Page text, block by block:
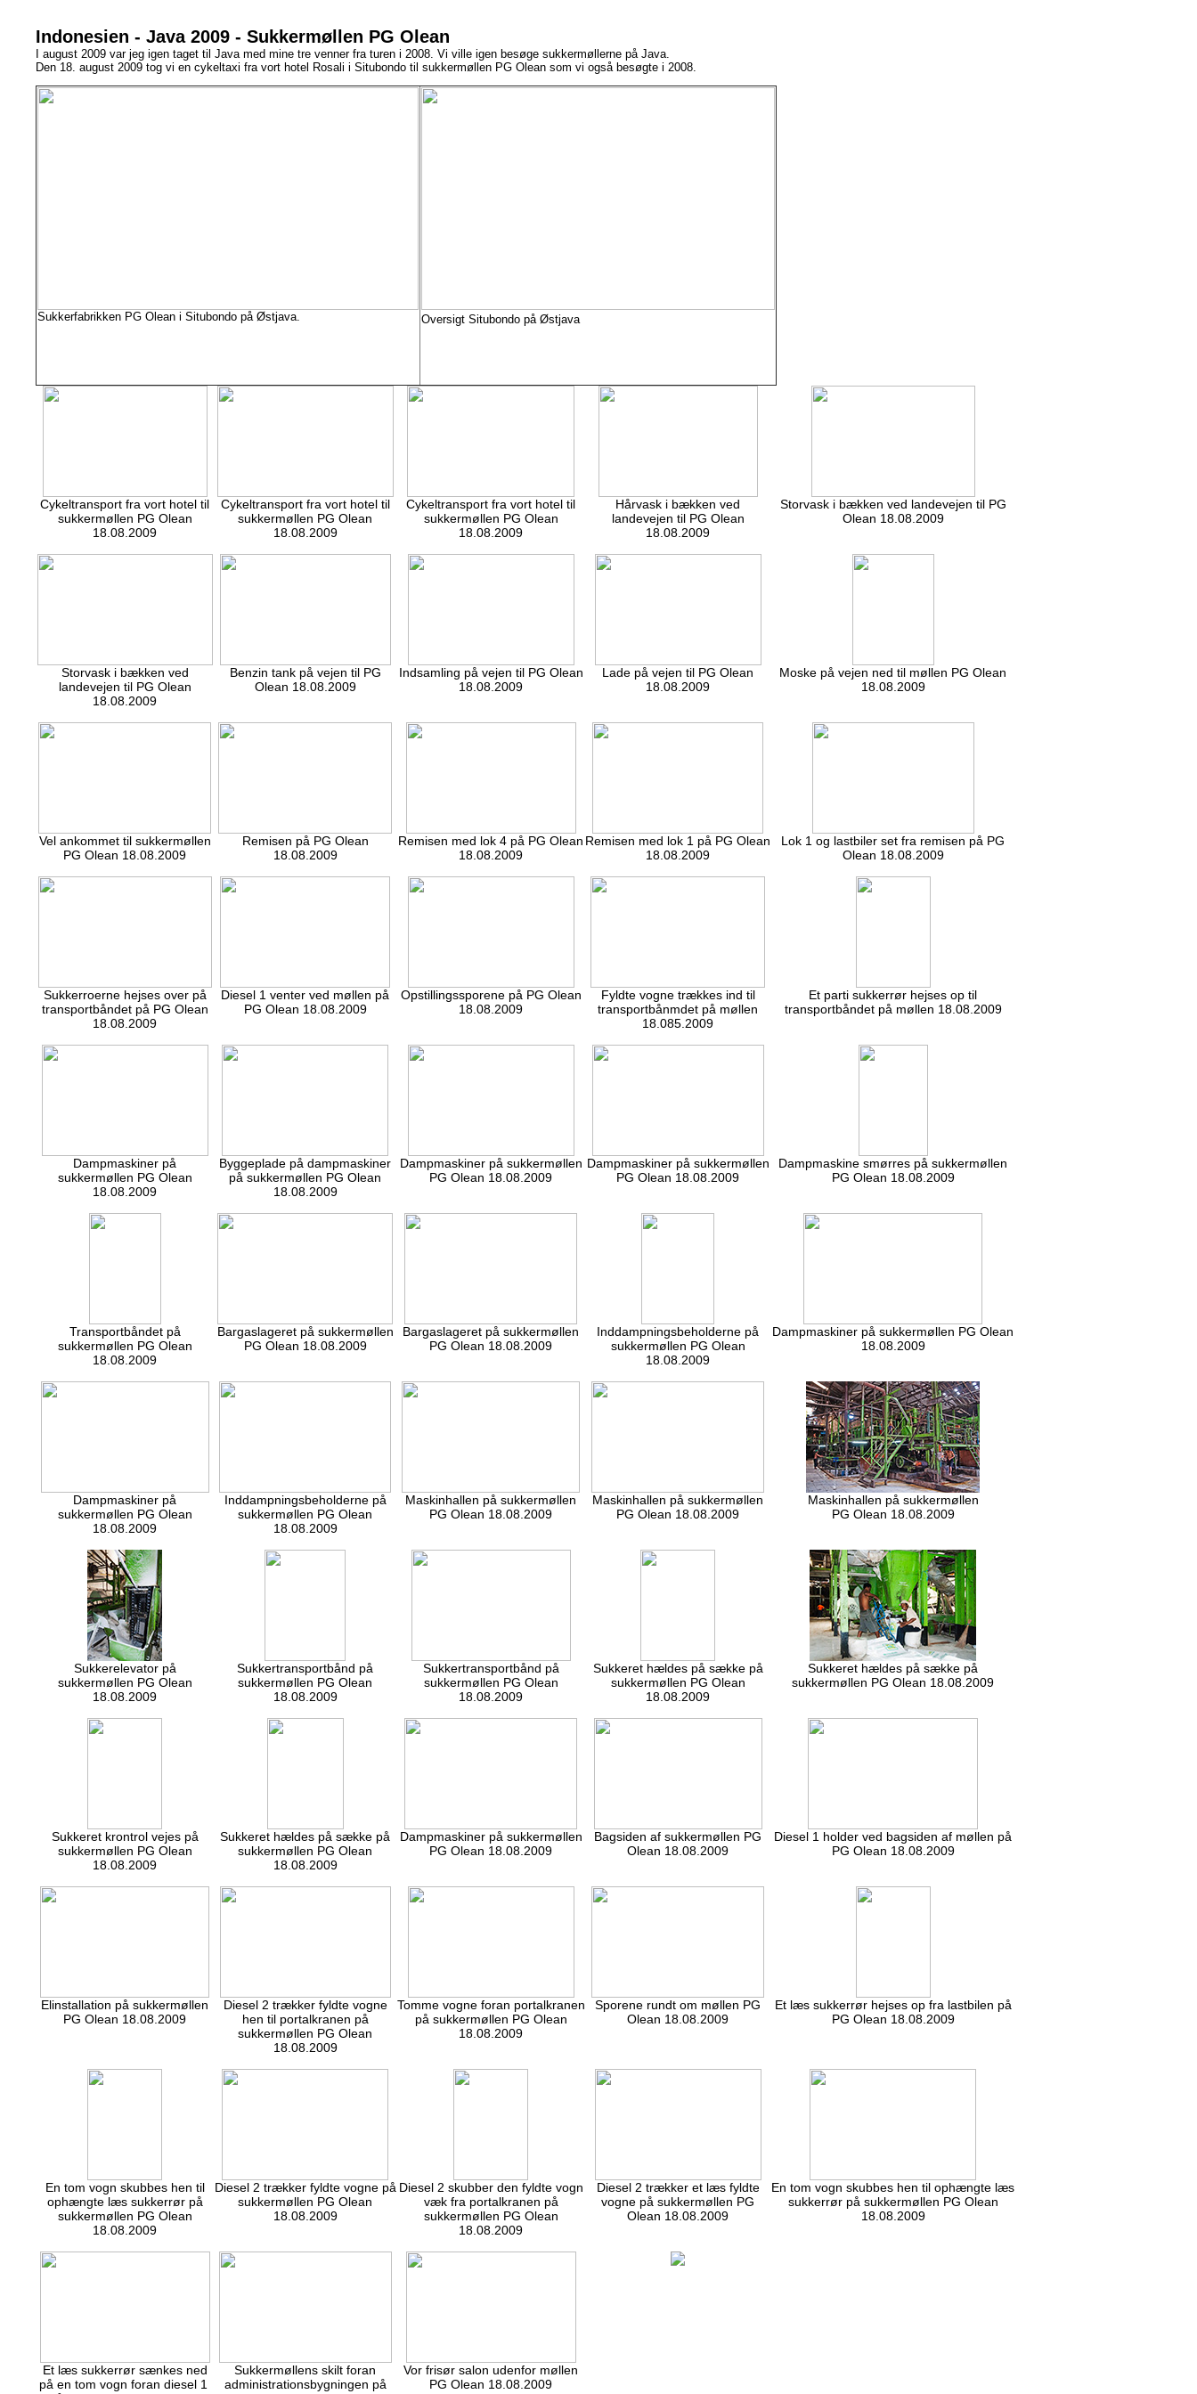
Indonesien - Java 2009 - Sukkermøllen PG Olean
I august 2009 var jeg igen taget til Java med mine tre venner fra turen i 2008. Vi ville igen besøge sukkermøllerne på Java.
Den 18. august 2009 tog vi en cykeltaxi fra vort hotel Rosali i Situbondo til sukkermøllen PG Olean som vi også besøgte i 2008.
Sukkerfabrikken PG Olean i Situbondo på Østjava. Oversigt Situbondo på Østjava
Cykeltransport fra vort hotel til
sukkermøllen PG Olean
18.08.2009
Cykeltransport fra vort hotel til
sukkermøllen PG Olean
18.08.2009
Cykeltransport fra vort hotel til
sukkermøllen PG Olean
18.08.2009
Hårvask i bækken ved
landevejen til PG Olean
18.08.2009
Storvask i bækken ved landevejen til PG
Olean 18.08.2009
Storvask i bækken ved
landevejen til PG Olean
18.08.2009
Benzin tank på vejen til PG
Olean 18.08.2009
Indsamling på vejen til PG Olean
18.08.2009
Lade på vejen til PG Olean
18.08.2009
Moske på vejen ned til møllen PG Olean
18.08.2009
Vel ankommet til sukkermøllen
PG Olean 18.08.2009
Remisen på PG Olean
18.08.2009
Remisen med lok 4 på PG Olean
18.08.2009
Remisen med lok 1 på PG Olean
18.08.2009
Lok 1 og lastbiler set fra remisen på PG
Olean 18.08.2009
Sukkerroerne hejses over på
transportbåndet på PG Olean
18.08.2009
Diesel 1 venter ved møllen på
PG Olean 18.08.2009
Opstillingssporene på PG Olean
18.08.2009
Fyldte vogne trækkes ind til
transportbånmdet på møllen
18.085.2009
Et parti sukkerrør hejses op til
transportbåndet på møllen 18.08.2009
Dampmaskiner på
sukkermøllen PG Olean
18.08.2009
Byggeplade på dampmaskiner
på sukkermøllen PG Olean
18.08.2009
Dampmaskiner på sukkermøllen
PG Olean 18.08.2009
Dampmaskiner på sukkermøllen
PG Olean 18.08.2009
Dampmaskine smørres på sukkermøllen
PG Olean 18.08.2009
Transportbåndet på
sukkermøllen PG Olean
18.08.2009
Bargaslageret på sukkermøllen
PG Olean 18.08.2009
Bargaslageret på sukkermøllen
PG Olean 18.08.2009
Inddampningsbeholderne på
sukkermøllen PG Olean
18.08.2009
Dampmaskiner på sukkermøllen PG Olean
18.08.2009
Dampmaskiner på
sukkermøllen PG Olean
18.08.2009
Inddampningsbeholderne på
sukkermøllen PG Olean
18.08.2009
Maskinhallen på sukkermøllen
PG Olean 18.08.2009
Maskinhallen på sukkermøllen
PG Olean 18.08.2009
Maskinhallen på sukkermøllen
PG Olean 18.08.2009
Sukkerelevator på
sukkermøllen PG Olean
18.08.2009
Sukkertransportbånd på
sukkermøllen PG Olean
18.08.2009
Sukkertransportbånd på
sukkermøllen PG Olean
18.08.2009
Sukkeret hældes på sække på
sukkermøllen PG Olean
18.08.2009
Sukkeret hældes på sække på
sukkermøllen PG Olean 18.08.2009
Sukkeret krontrol vejes på
sukkermøllen PG Olean
18.08.2009
Sukkeret hældes på sække på
sukkermøllen PG Olean
18.08.2009
Dampmaskiner på sukkermøllen
PG Olean 18.08.2009
Bagsiden af sukkermøllen PG
Olean 18.08.2009
Diesel 1 holder ved bagsiden af møllen på
PG Olean 18.08.2009
Elinstallation på sukkermøllen
PG Olean 18.08.2009
Diesel 2 trækker fyldte vogne
hen til portalkranen på
sukkermøllen PG Olean
18.08.2009
Tomme vogne foran portalkranen
på sukkermøllen PG Olean
18.08.2009
Sporene rundt om møllen PG
Olean 18.08.2009
Et læs sukkerrør hejses op fra lastbilen på
PG Olean 18.08.2009
En tom vogn skubbes hen til
ophængte læs sukkerrør på
sukkermøllen PG Olean
18.08.2009
Diesel 2 trækker fyldte vogne på
sukkermøllen PG Olean
18.08.2009
Diesel 2 skubber den fyldte vogn
væk fra portalkranen på
sukkermøllen PG Olean
18.08.2009
Diesel 2 trækker et læs fyldte
vogne på sukkermøllen PG
Olean 18.08.2009
En tom vogn skubbes hen til ophængte læs
sukkerrør på sukkermøllen PG Olean
18.08.2009
Et læs sukkerrør sænkes ned
på en tom vogn foran diesel 1
Sukkermøllens skilt foran
administrationsbygningen på
Vor frisør salon udenfor møllen
PG Olean 18.08.2009